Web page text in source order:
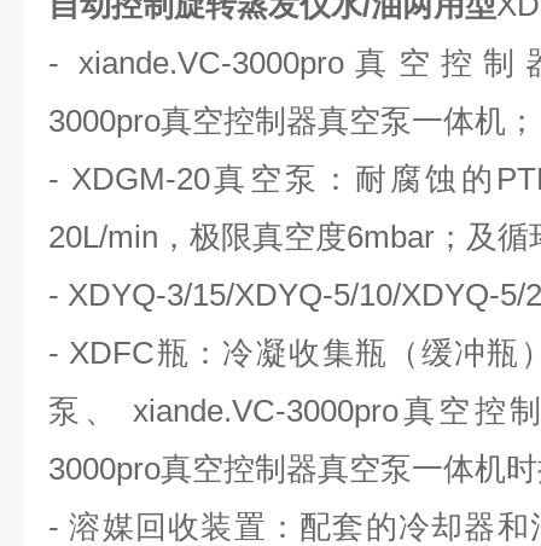
- xiande.VC-3000pro真空控制
3000pro真空控制器真空泵一体机；
- XDGM-20真空泵：耐腐蚀的
20L/min，极限真空度6mbar；及循
- XDYQ-3/15/XDYQ-5/10/XDYQ-
- XDFC瓶：冷凝收集瓶（缓冲瓶
泵、 xiande.VC-3000pro真空控
3000pro真空控制器真空泵一体机
- 溶媒回收装置：配套的冷却器